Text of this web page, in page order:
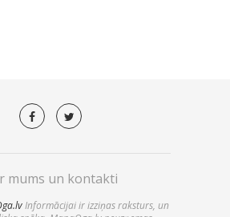
mums un kontakti
Informācijai ir izziņas raksturs, un